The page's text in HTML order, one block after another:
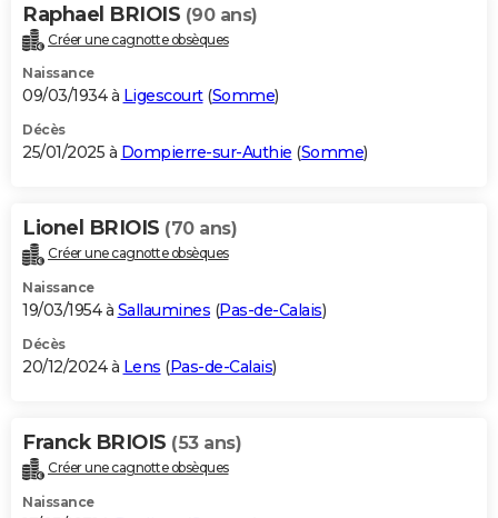
Raphael BRIOIS (90 ans)
Créer une cagnotte obsèques
Naissance
09/03/1934 à Ligescourt(Somme)
Décès
25/01/2025 à Dompierre-sur-Authie (Somme)
Lionel BRIOIS (70 ans)
Créer une cagnotte obsèques
Naissance
19/03/1954 à Sallaumines (Pas-de-Calais)
Décès
20/12/2024 à Lens (Pas-de-Calais)
Franck BRIOIS (53 ans)
Créer une cagnotte obsèques
Naissance